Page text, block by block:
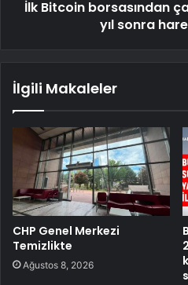
İlk Bitcoin borsasından
yıl sonra
İlgili Makaleler
CHP Genel Merkezi
Temizlikte
Ağustos 8, 2026